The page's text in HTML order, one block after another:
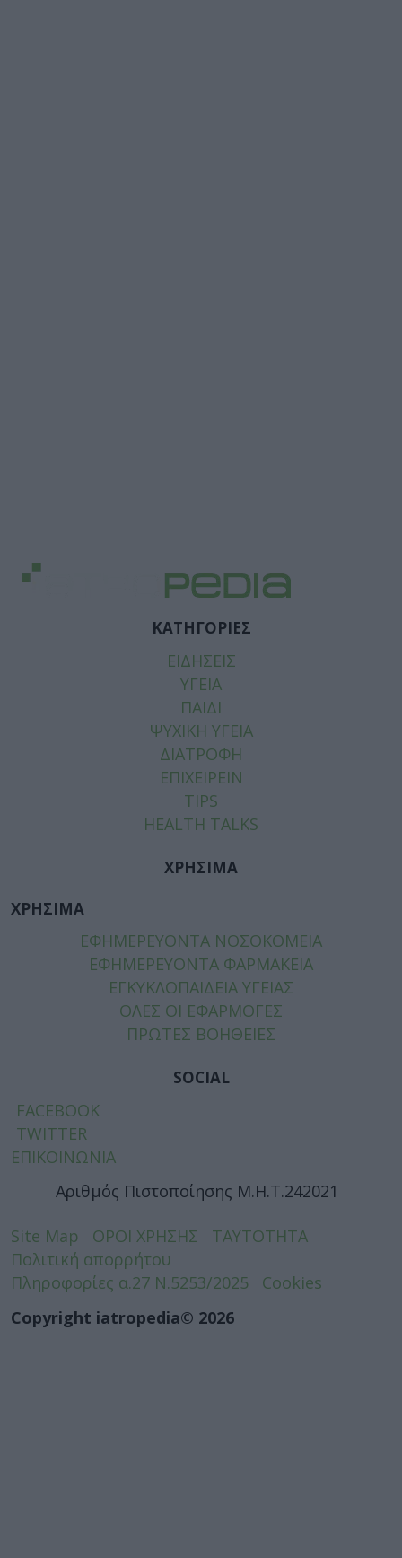
ΚΑΤΗΓΟΡΙΕΣ
ΕΙΔΗΣΕΙΣ
ΥΓΕΙΑ
ΠΑΙΔΙ
ΨΥΧΙΚΗ ΥΓΕΙΑ
ΔΙΑΤΡΟΦΗ
ΕΠΙΧΕΙΡΕΙΝ
TIPS
HEALTH TALKS
ΧΡΗΣΙΜΑ
ΧΡΗΣΙΜΑ
ΕΦΗΜΕΡΕΥΟΝΤΑ ΝΟΣΟΚΟΜΕΙΑ
ΕΦΗΜΕΡΕΥΟΝΤΑ ΦΑΡΜΑΚΕΙΑ
ΕΓΚΥΚΛΟΠΑΙΔΕΙΑ ΥΓΕΙΑΣ
ΟΛΕΣ ΟΙ ΕΦΑΡΜΟΓΕΣ
ΠΡΩΤΕΣ ΒΟΗΘΕΙΕΣ
SOCIAL
FACEBOOK
TWITTER
ΕΠΙΚΟΙΝΩΝΙΑ
Αριθμός Πιστοποίησης Μ.Η.Τ.242021
Site Map ΟΡΟΙ ΧΡΗΣΗΣ
ΤΑΥΤΟΤΗΤΑ
Πολιτική απορρήτου
Πληροφορίες α.27 Ν.5253/2025
Cookies
Copyright iatropedia© 2026